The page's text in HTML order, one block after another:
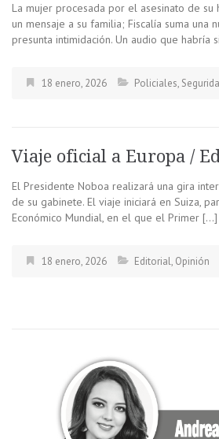
La mujer procesada por el asesinato de su
un mensaje a su familia; Fiscalía suma una
presunta intimidación. Un audio que habría
18 enero, 2026 Policiales,
Viaje oficial a Europa /
El Presidente Noboa realizará una gira
de su gabinete. El viaje iniciará en Suiza,
Económico Mundial, en el que el Primer […]
18 enero, 2026 Editorial, Opinión